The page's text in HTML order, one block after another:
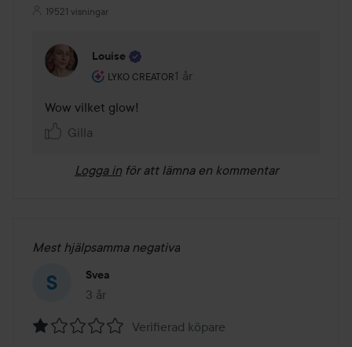
19521 visningar
Louise
LYKO CREATOR
Användarens roll: Lyko Creator.
1 år
Kommentaren lades 1 år
Wow vilket glow!
Gilla
Logga in för att lämna en kommentar
Mest hjälpsamma negativa
Svea
3 år
Inlägget skapades 3 år
Verifierad köpare